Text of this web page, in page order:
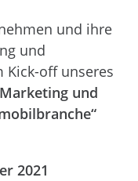
und ihre
und
Kick-off unseres
und